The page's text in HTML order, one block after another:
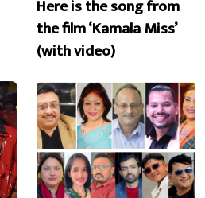
Here is the song from
the film ‘Kamala Miss’
(with video)